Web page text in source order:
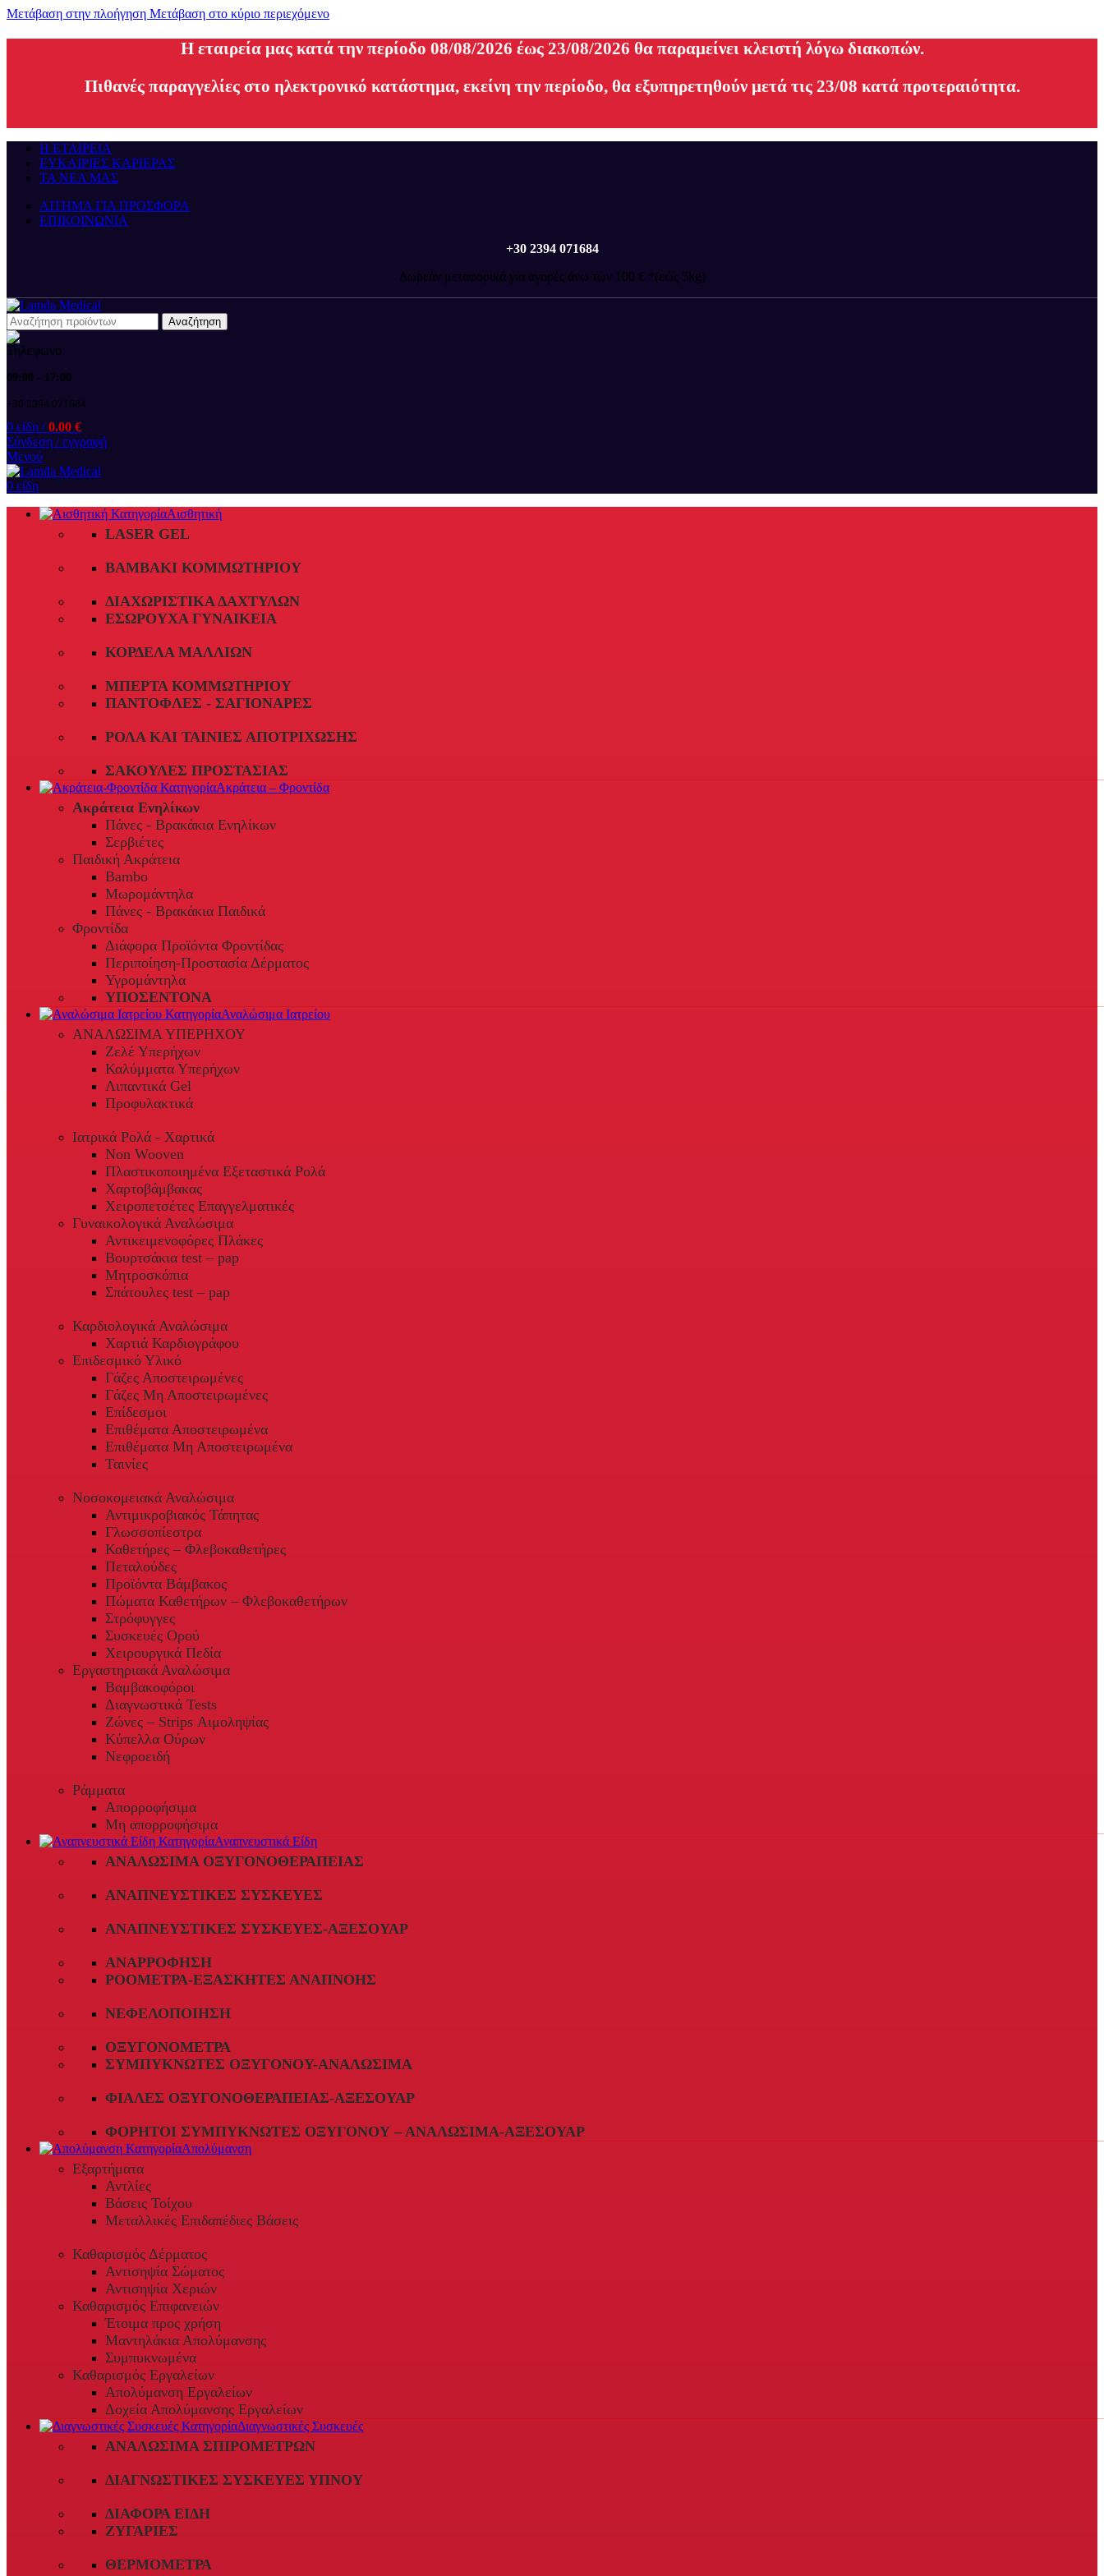
Μετάβαση στην πλοήγηση Μετάβαση στο κύριο περιεχόμενο
H εταιρεία μας κατά την περίοδο 08/08/2026 έως 23/08/2026 θα παραμείνει κλειστή λόγω διακοπών.
Πιθανές παραγγελίες στο ηλεκτρονικό κατάστημα, εκείνη την περίοδο, θα εξυπηρετηθούν μετά τις 23/08 κατά προτεραιότητα.
Η ΕΤΑΙΡΕΙΑ
ΕΥΚΑΙΡΙΕΣ ΚΑΡΙΕΡΑΣ
ΤΑ ΝΕΑ ΜΑΣ
ΑΙΤΗΜΑ ΓΙΑ ΠΡΟΣΦΟΡΑ
ΕΠΙΚΟΙΝΩΝΙΑ
+30 2394 071684
Δωρεάν μεταφορικά για αγορές άνω των 100 € *(εώς 5kg)
Αναζήτηση
09:00 - 17:00
+30 2394 071684
0 είδη / 0.00 €
Σύνδεση / εγγραφή
Μενού
0 είδη
Αισθητική
LASER GEL
ΒΑΜΒΆΚΙ ΚΟΜΜΩΤΗΡΊΟΥ
ΔΙΑΧΩΡΙΣΤΙΚΆ ΔΑΧΤΎΛΩΝ
ΕΣΏΡΟΥΧΑ ΓΥΝΑΙΚΕΊΑ
ΚΟΡΔΈΛΑ ΜΑΛΛΙΏΝ
ΜΠΈΡΤΑ ΚΟΜΜΩΤΗΡΊΟΥ
ΠΑΝΤΌΦΛΕΣ - ΣΑΓΙΟΝΆΡΕΣ
ΡΟΛΆ ΚΑΙ ΤΑΙΝΊΕΣ ΑΠΟΤΡΊΧΩΣΗΣ
ΣΑΚΟΎΛΕΣ ΠΡΟΣΤΑΣΊΑΣ
Ακράτεια – Φροντίδα
Ακράτεια Ενηλίκων
Πάνες - Βρακάκια Ενηλίκων
Σερβιέτες
Παιδική Ακράτεια
Bambo
Μωρομάντηλα
Πάνες - Βρακάκια Παιδικά
Φροντίδα
Διάφορα Προϊόντα Φροντίδας
Περιποίηση-Προστασία Δέρματος
Υγρομάντηλα
ΥΠΟΣΕΝΤΟΝΑ
Αναλώσιμα Ιατρείου
ΑΝΑΛΩΣΙΜΑ ΥΠΕΡΗΧΟΥ
Ζελέ Υπερήχων
Καλύμματα Υπερήχων
Λιπαντικά Gel
Προφυλακτικά
Ιατρικά Ρολά - Χαρτικά
Non Wooven
Πλαστικοποιημένα Εξεταστικά Ρολά
Χαρτοβάμβακας
Χειροπετσέτες Επαγγελματικές
Γυναικολογικά Αναλώσιμα
Αντικειμενοφόρες Πλάκες
Βουρτσάκια test – pap
Μητροσκόπια
Σπάτουλες test – pap
Καρδιολογικά Αναλώσιμα
Χαρτιά Καρδιογράφου
Επιδεσμικό Υλικό
Γάζες Αποστειρωμένες
Γάζες Μη Αποστειρωμένες
Επίδεσμοι
Επιθέματα Αποστειρωμένα
Επιθέματα Μη Αποστειρωμένα
Ταινίες
Νοσοκομειακά Αναλώσιμα
Αντιμικροβιακός Τάπητας
Γλωσσοπίεστρα
Καθετήρες – Φλεβοκαθετήρες
Πεταλούδες
Προϊόντα Βάμβακος
Πώματα Καθετήρων – Φλεβοκαθετήρων
Στρόφυγγες
Συσκευές Ορού
Χειρουργικά Πεδία
Εργαστηριακά Αναλώσιμα
Βαμβακοφόροι
Διαγνωστικά Tests
Ζώνες – Strips Αιμοληψίας
Κύπελλα Ούρων
Νεφροειδή
Ράμματα
Απορροφήσιμα
Μη απορροφήσιμα
Αναπνευστικά Είδη
ΑΝΑΛΏΣΙΜΑ ΟΞΥΓΟΝΟΘΕΡΑΠΕΊΑΣ
ΑΝΑΠΝΕΥΣΤΙΚΈΣ ΣΥΣΚΕΥΈΣ
ΑΝΑΠΝΕΥΣΤΙΚΈΣ ΣΥΣΚΕΥΈΣ-ΑΞΕΣΟΥΆΡ
ΑΝΑΡΡΌΦΗΣΗ
ΡΟΌΜΕΤΡΑ-ΕΞΑΣΚΗΤΈΣ ΑΝΑΠΝΟΉΣ
ΝΕΦΕΛΟΠΟΊΗΣΗ
ΟΞΥΓΟΝΌΜΕΤΡΑ
ΣΥΜΠΥΚΝΩΤΈΣ ΟΞΥΓΌΝΟΥ-ΑΝΑΛΏΣΙΜΑ
ΦΙΆΛΕΣ ΟΞΥΓΟΝΟΘΕΡΑΠΕΊΑΣ-ΑΞΕΣΟΥΆΡ
ΦΟΡΗΤΟΊ ΣΥΜΠΥΚΝΩΤΈΣ ΟΞΥΓΌΝΟΥ – ΑΝΑΛΏΣΙΜΑ-ΑΞΕΣΟΥΆΡ
Απολύμανση
Εξαρτήματα
Αντλίες
Βάσεις Τοίχου
Μεταλλικές Επιδαπέδιες Βάσεις
Καθαρισμός Δέρματος
Αντισηψία Σώματος
Αντισηψία Χεριών
Καθαρισμός Επιφανειών
Έτοιμα προς χρήση
Μαντηλάκια Απολύμανσης
Συμπυκνωμένα
Καθαρισμός Εργαλείων
Απολύμανση Εργαλείων
Δοχεία Απολύμανσης Εργαλείων
Διαγνωστικές Συσκευές
ΑΝΑΛΏΣΙΜΑ ΣΠΙΡΟΜΈΤΡΩΝ
ΔΙΑΓΝΩΣΤΙΚΈΣ ΣΥΣΚΕΥΈΣ ΎΠΝΟΥ
ΔΙΆΦΟΡΑ ΕΊΔΗ
ΖΥΓΑΡΙΈΣ
ΘΕΡΜΌΜΕΤΡΑ